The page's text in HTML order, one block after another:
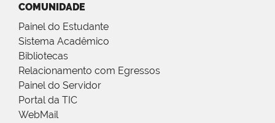
COMUNIDADE
Painel do Estudante
Sistema Acadêmico
Bibliotecas
Relacionamento com Egressos
Painel do Servidor
Portal da TIC
WebMail